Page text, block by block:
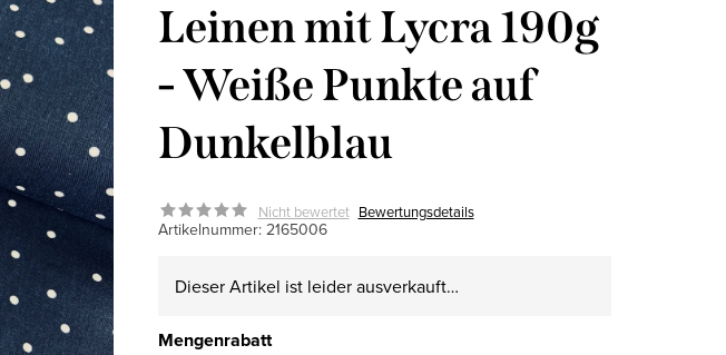
Leinen mit Lycra 190g
- Weiße Punkte auf
Dunkelblau
Nicht bewertet Bewertungsdetails
Artikelnummer: 2165006
Dieser Artikel ist leider ausverkauft…
Mengenrabatt